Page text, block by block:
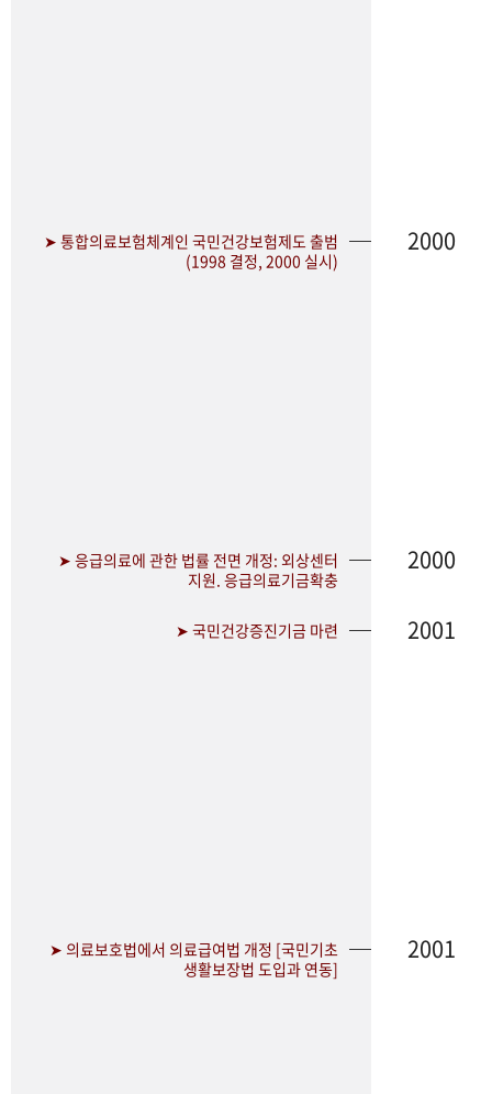
➤ 통합의료보험체계인 국민건강보험제도 출범
(1998 결정, 2000 실시)
2000
➤ 응급의료에 관한 법률 전면 개정: 외상센터
지원. 응급의료기금확충
2000
➤ 국민건강증진기금 마련 2001
➤ 의료보호법에서 의료급여법 개정 [국민기초
생활보장법 도입과 연동]
2001